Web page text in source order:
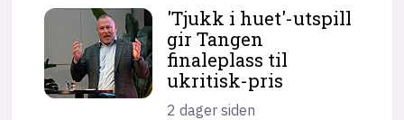
'Tjukk i huet'-utspill
gir Tangen
finaleplass til
ukritisk-pris
2 dager siden